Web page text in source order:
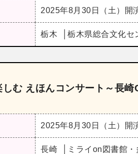
2025年8月30日（土） 開
栃木 栃木県総合文化セ
む えほんコンサート～長
2025年8月30日（土） 開
長崎 ミライon図書館